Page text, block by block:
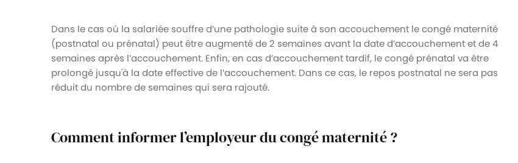
Dans le cas où la salariée souffre d’une pathologie suite à son accouchement le congé maternité
(postnatal ou prénatal) peut être augmenté de 2 semaines avant la date d’accouchement et de 4
semaines après l’accouchement. Enfin, en cas d’accouchement tardif, le congé prénatal va être
prolongé jusqu'à la date effective de l’accouchement. Dans ce cas, le repos postnatal ne sera pas
réduit du nombre de semaines qui sera rajouté.
Comment informer l’employeur du congé maternité ?